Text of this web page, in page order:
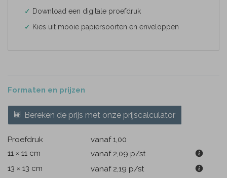
✓ Download een digitale proefdruk
✓ Kies uit mooie papiersoorten en enveloppen
Formaten en prijzen
Bereken de prijs met onze prijscalculator
Proefdruk
vanaf 1,00
11 × 11 cm
vanaf 2,09 p/st
13 × 13 cm
vanaf 2,19 p/st